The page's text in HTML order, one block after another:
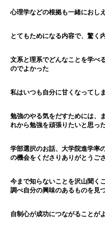
心理学などの根拠も一緒におし
とてもためになる内容で、驚く
文系と理系でどんなことを学べ
のでよかった
私はいつも自分に甘くなってし
勉強のやる気をだすためには、
れから勉強を頑張りたいと思った
学部選択のお話、大学院進学率
の機会をくださりありがとうご
今まで知らないことを沢山聞く
調べ自分の興味のあるものを見
自制心が成功につながることが